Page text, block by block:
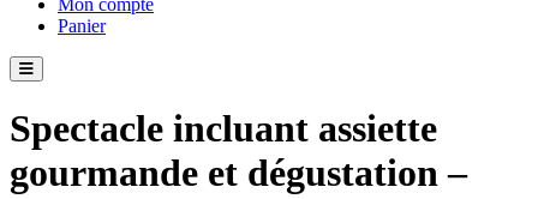
Panier
Spectacle incluant assiette
gourmande et dégustation –